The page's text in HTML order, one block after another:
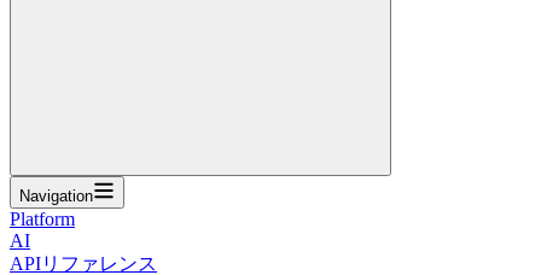
Navigation
Platform
AI
APIリファレンス